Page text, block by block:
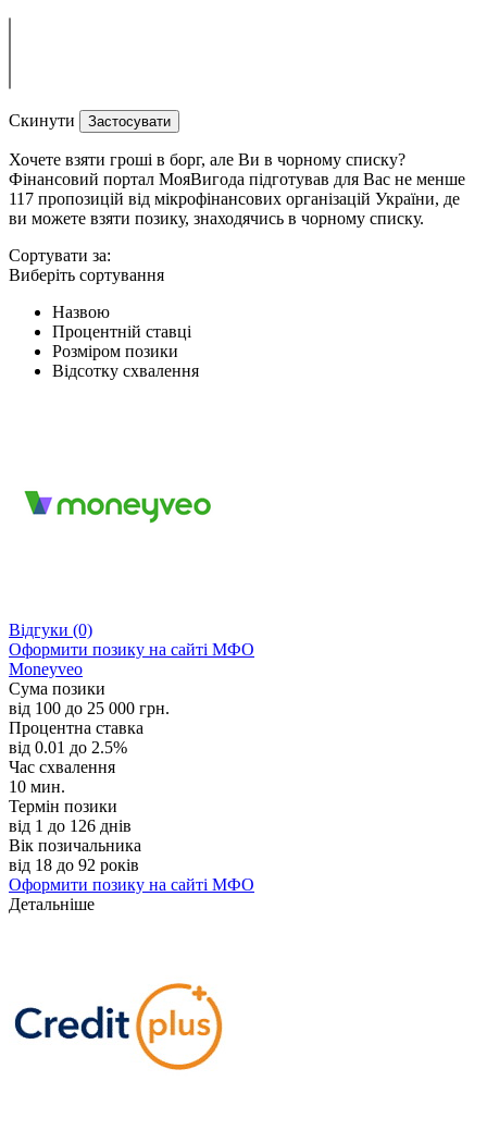
Скинути Застосувати
Хочете взяти гроші в борг, але Ви в чорному списку?
Фінансовий портал МояВигода підготував для Вас не менше
117 пропозицій від мікрофінансових організацій України, де
ви можете взяти позику, знаходячись в чорному списку.
Сортувати за:
Виберіть сортування
Назвою
Процентній ставці
Розміром позики
Відсотку схвалення
Відгуки (0)
Оформити позику на сайті МФО
Moneyveo
Сума позики
від 100 до 25 000 грн.
Процентна ставка
від 0.01 до 2.5%
Час схвалення
10 мин.
Термін позики
від 1 до 126 днів
Вік позичальника
від 18 до 92 років
Оформити позику на сайті МФО
Детальніше